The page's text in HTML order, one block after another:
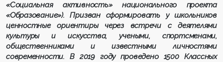
«Социальная активность» национального проекта
«Образование»). Призван сформировать у школьников
ценностные ориентиры через встречи с деятелями
культуры и искусства, учеными, спортсменами,
общественниками и известными личностями
современности. В 2019 году проведено 1500 Классных